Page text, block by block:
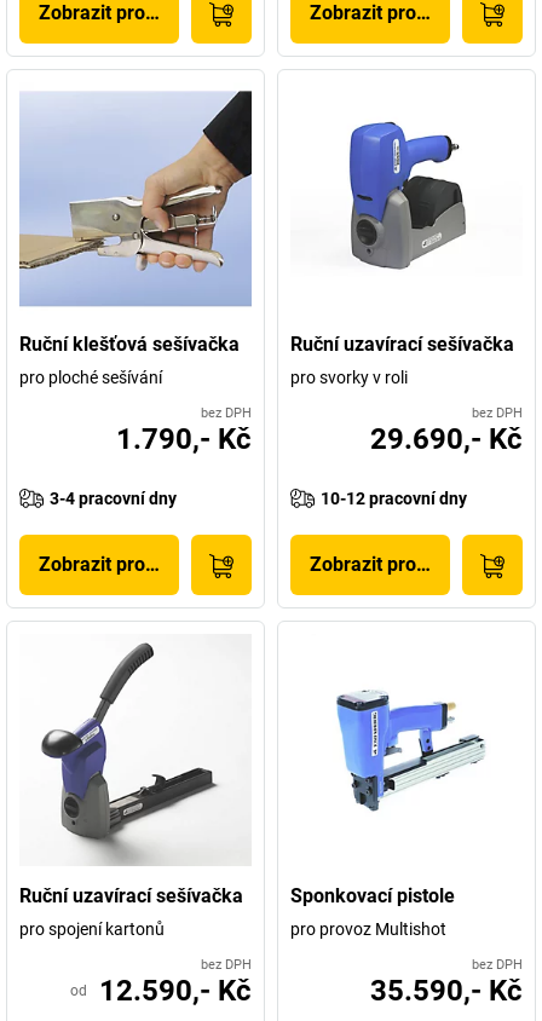
Zobrazit produkt Zobrazit produkt
Ruční klešťová sešívačka
pro ploché sešívání
bez DPH
1.790,- Kč
3-4 pracovní dny
Zobrazit produkt
Ruční uzavírací sešívačka
pro svorky v roli
bez DPH
29.690,- Kč
10-12 pracovní dny
Zobrazit produkt
Ruční uzavírací sešívačka
pro spojení kartonů
bez DPH
od 12.590,- Kč
Sponkovací pistole
pro provoz Multishot
bez DPH
35.590,- Kč